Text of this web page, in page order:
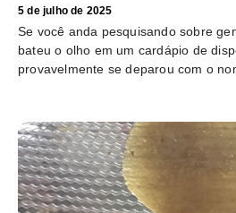
5 de julho de 2025
Se você anda pesquisando sobre
bateu o olho em um cardápio de
provavelmente se deparou com o